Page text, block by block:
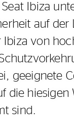
Ibiza
auf der
von
geeignete
die
sind.